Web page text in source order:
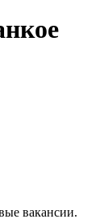
вакансии.